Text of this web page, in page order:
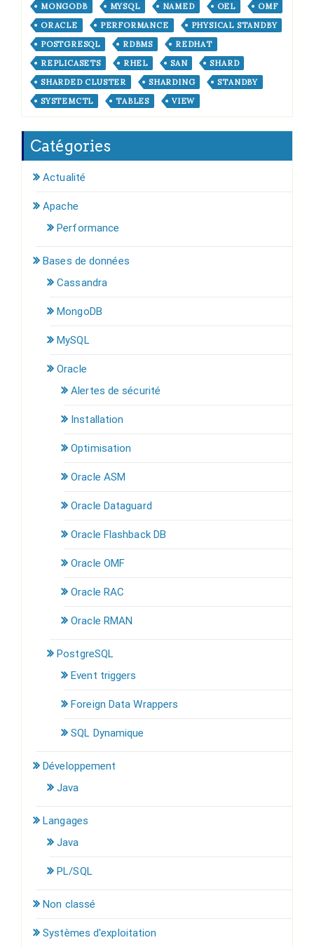
MONGODB
MYSQL NAMED OEL
OMF
ORACLE
PERFORMANCE
PHYSICAL STANDBY
POSTGRESQL
RDBMS
REDHAT
REPLICASETS
RHEL SAN
SHARD
SHARDED CLUSTER
SHARDING
STANDBY
SYSTEMCTL
TABLES VIEW
Catégories
Actualité
Apache
Performance
Bases de données
Cassandra
MongoDB
MySQL
Oracle
Alertes de sécurité
Installation
Optimisation
Oracle ASM
Oracle Dataguard
Oracle Flashback DB
Oracle OMF
Oracle RAC
Oracle RMAN
PostgreSQL
Event triggers
Foreign Data Wrappers
SQL Dynamique
Développement
Java
Langages
Java
PL/SQL
Non classé
Systèmes d'exploitation